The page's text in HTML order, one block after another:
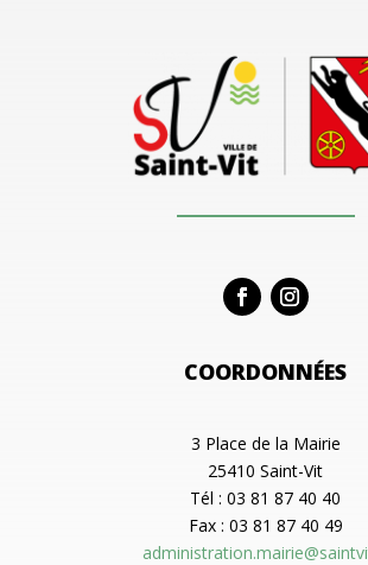
COORDONNÉES
3 Place de la Mairie
25410 Saint-Vit
Tél : 03 81 87 40 40
Fax : 03 81 87 40 49